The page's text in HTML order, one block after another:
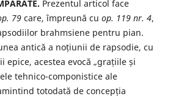
Prezentul articol face
79care, împreună cu op. 119 nr. 4,
brahmsiene pentru pian.
antică a noțiunii de rapsodie, cu
epice, acestea evocă „grațiile și
tehnico-componistice ale
totodată de concepția